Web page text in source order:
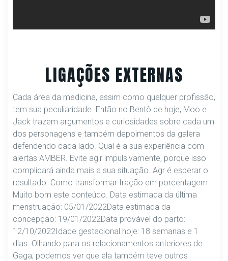
LIGAÇÕES EXTERNAS
Cada área da medicina, assim como qualquer profissão,
tem sua peculiaridade. Então no Bentô de hoje, Moo e
Jack trazem argumentos e curiosidades sobre cada um
dos personagens e também depoimentos da galera
defendendo cada lado. Qual é a sua experiência com
alertas AMBER. Evite agir impulsivamente, porque isso
complicará ainda mais a sua situação. Agr é esperar o
resultado. Como transformar fração em porcentagem.
Muito bom este conteúdo. Data estimada da última
menstruação: 05/01/2022Data estimada da
concepção: 19/01/2022Data provável do parto:
12/10/2022Idade gestacional hoje: 18 semanas e 1
dias. Olhando para os relacionamentos anteriores de
Gaga, podemos ver que ela também teve outros